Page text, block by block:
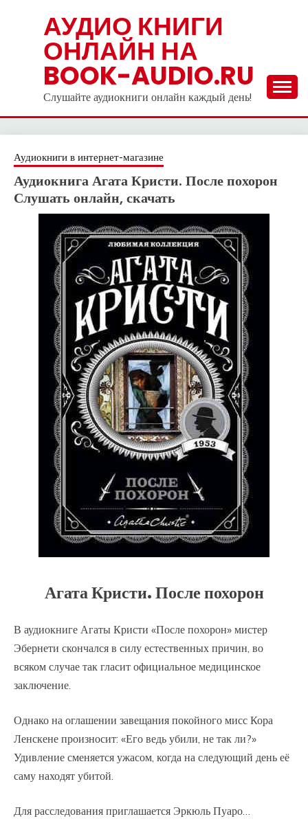
АУДИО КНИГИ
ОНЛАЙН НА
BOOK-AUDIO.RU
Слушайте аудиокниги онлайн каждый день!
Аудиокниги в интернет-магазине
Аудиокнига Агата Кристи. После похорон
Слушать онлайн, скачать
Агата Кристи. После похорон
В аудиокниге Агаты Кристи «После похорон» мистер
Эбернети скончался в силу естественных причин, во
всяком случае так гласит официальное медицинское
заключение.
Однако на оглашении завещания покойного мисс Кора
Ленскене произносит: «Его ведь убили, не так ли?»
Удивление сменяется ужасом, когда на следующий день её
саму находят убитой.
Для расследования приглашается Эркюль Пуаро…